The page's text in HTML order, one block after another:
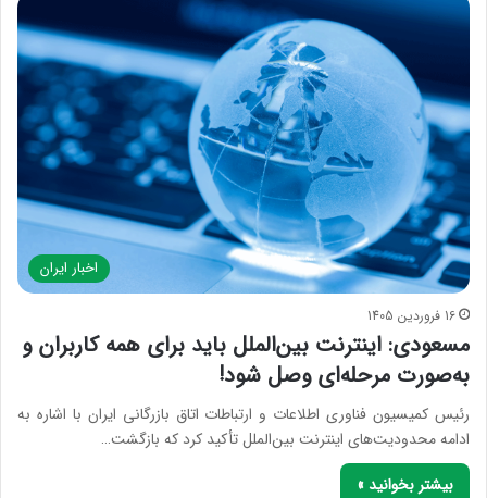
اخبار ایران
16 فروردین 1405
مسعودی: اینترنت بین‌الملل باید برای همه کاربران و
به‌صورت مرحله‌ای وصل شود!
رئیس کمیسیون فناوری اطلاعات و ارتباطات اتاق بازرگانی ایران با اشاره به
ادامه محدودیت‌های اینترنت بین‌الملل تأکید کرد که بازگشت…
بیشتر بخوانید »